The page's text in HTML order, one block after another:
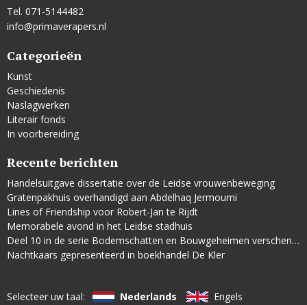
Tel. 071-5144482
info@primaverapers.nl
Categorieën
Kunst
Geschiedenis
Naslagwerken
Literair fonds
In voorbereiding
Recente berichten
Handelsuitgave dissertatie over de Leidse vrouwenbeweging
Gratenpakhuis overhandigd aan Abdelhaq Jermoumi
Lines of Friendship voor Robert-Jan te Rijdt
Memorabele avond in het Leidse stadhuis
Deel 10 in de serie Bodemschatten en Bouwgeheimen verschenen
Nachtkaars gepresenteerd in boekhandel De Kler
Selecteer uw taal: Nederlands Engels